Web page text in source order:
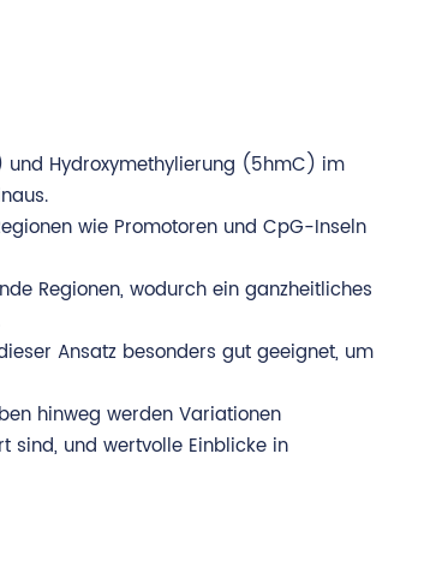
und Hydroxymethylierung (5hmC) im
wie Promotoren und CpG-Inseln
Regionen, wodurch ein ganzheitliches
Ansatz besonders gut geeignet, um
hinweg werden Variationen
sind, und wertvolle Einblicke in